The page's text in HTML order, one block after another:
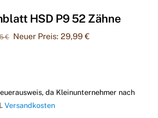
HSD P9 52 Zähne
€ Ursprünglicher
Neuer Preis: 29,99€
da Kleinunternehmer nach
Versandkosten